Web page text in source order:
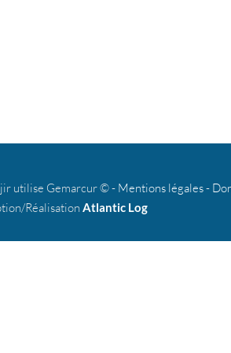
utilise Gemarcur © - Mentions légales-
Réalisation Atlantic Log